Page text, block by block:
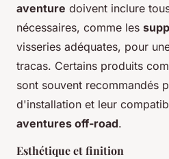
aventure doivent inclure
nécessaires, comme les
visseries adéquates, pour
tracas. Certains produits
sont souvent recommandés
d'installation et leur
aventures off-road.
Esthétique et finition